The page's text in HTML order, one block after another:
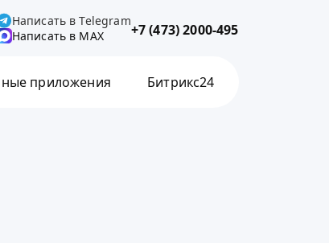
Написать в Telegram
Написать в MAX
+7 (473) 2000-495
приложения Битрикс24